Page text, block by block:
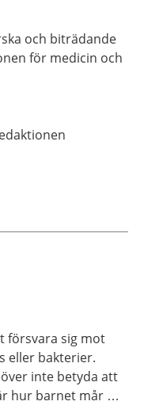
och biträdande
för medicin och
försvara sig mot
eller bakterier.
inte betyda att
hur barnet mår i